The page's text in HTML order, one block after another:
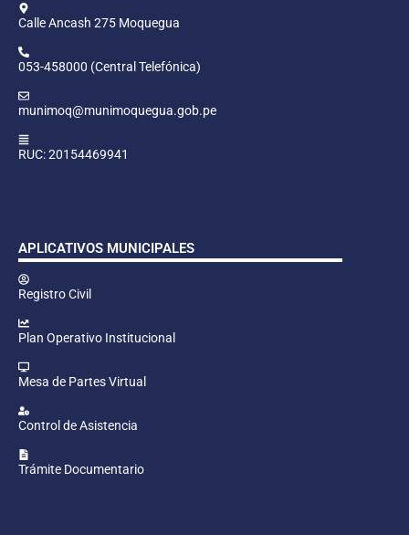
Calle Ancash 275 Moquegua
053-458000 (Central Telefónica)
munimoq@munimoquegua.gob.pe
RUC: 20154469941
APLICATIVOS MUNICIPALES
Registro Civil
Plan Operativo Institucional
Mesa de Partes Virtual
Control de Asistencia
Trámite Documentario